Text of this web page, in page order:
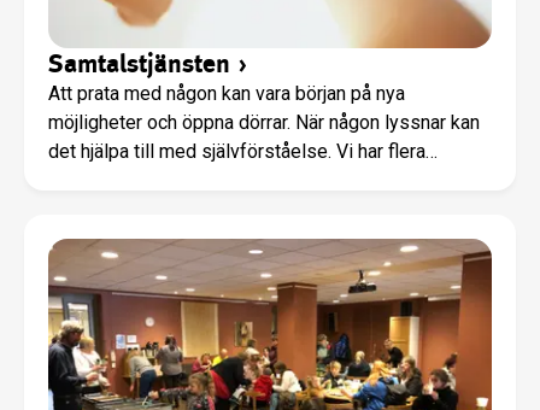
Samtalstjänsten ›
Att prata med någon kan vara början på nya
möjligheter och öppna dörrar. När någon lyssnar kan
det hjälpa till med självförståelse. Vi har flera
in genom någon av vår personal eller ring eller mejla.